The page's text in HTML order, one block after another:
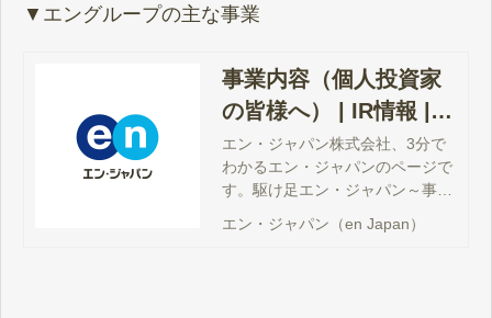
▼エングループの主な事業
事業内容（個人投資家
の皆様へ） | IR情報 |
エン・ジャパン（en Ja
pan）
エン・ジャパン株式会社、3分で
わかるエン・ジャパンのページで
す。駆け足エン・ジャパン～事業
エン・ジャパン（en Japan）